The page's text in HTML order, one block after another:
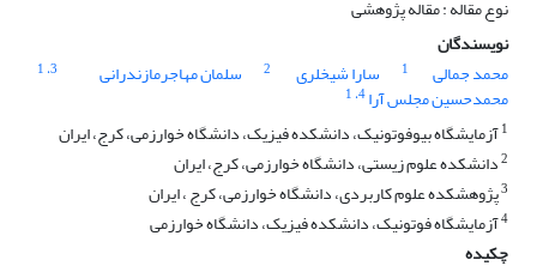
نوع مقاله : مقاله پژوهشی
نویسندگان
محمد جمالی
1 سارا شیخلری 2 سلمان مهاجرمازندرانی 3، 1
محمدحسین مجلس آرا4، 1
1آزمایشگاه بیوفوتونیک، دانشکده فیزیک، دانشگاه خوارزمی، کرج، ایران
2دانشکده علوم زیستی، دانشگاه خوارزمی، کرج، ایران
3پژوهشکده علوم کاربردی، دانشگاه خوارزمی، کرج ، ایران
4آزمایشگاه فوتونیک، دانشکده فیزیک، دانشگاه خوارزمی
چکیده